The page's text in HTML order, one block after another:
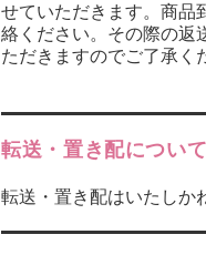
せていただきます。商品
絡ください。その際の返
ただきますのでご了承
転送・置き配について
転送・置き配はいたしか